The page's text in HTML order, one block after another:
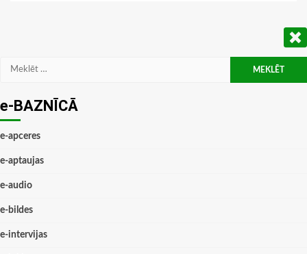
Meklēt:
e-BAZNĪCĀ
e-apceres
e-aptaujas
e-audio
e-bildes
e-intervijas